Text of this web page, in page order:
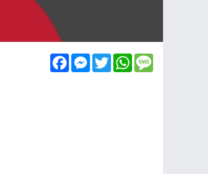
FacebookMessenger
TwitterWhatsApp